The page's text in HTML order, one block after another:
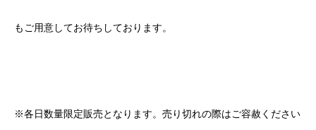
もご用意してお待ちしております。
※各日数量限定販売となります。売り切れの際はご容赦ください